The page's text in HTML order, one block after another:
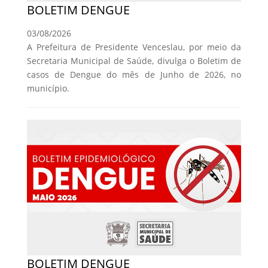
BOLETIM DENGUE
03/08/2026
A Prefeitura de Presidente Venceslau, por meio da
Secretaria Municipal de Saúde, divulga o Boletim de
casos de Dengue do mês de Junho de 2026, no
município.
BOLETIM DENGUE